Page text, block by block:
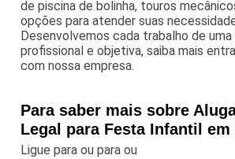
de piscina de bolinha, touros
opções para atender suas
Desenvolvemos cada trabalho de
profissional e objetiva, saiba mais
com nossa empresa.
Para saber mais sobre
Legal para Festa Infantil em
Ligue paraou paraou